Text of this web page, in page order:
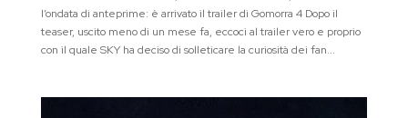
l’ondata di anteprime: è arrivato il trailer di Gomorra 4 Dopo il
teaser, uscito meno di un mese fa, eccoci al trailer vero e proprio
con il quale SKY ha deciso di solleticare la curiosità dei fan...